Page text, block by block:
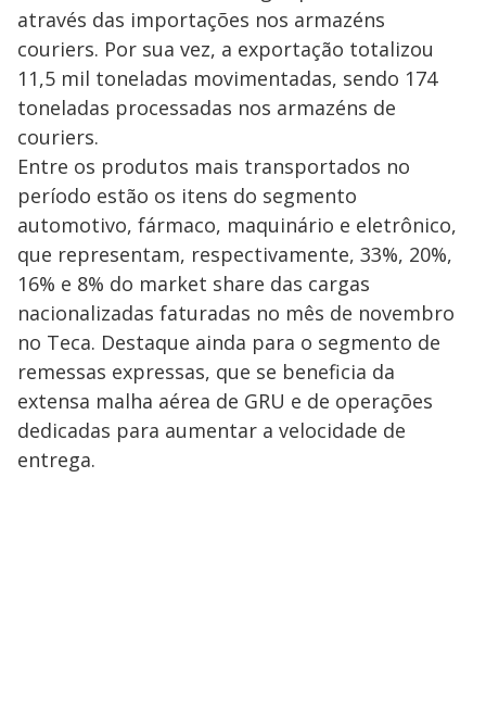
através das importações nos armazéns
couriers. Por sua vez, a exportação totalizou
11,5 mil toneladas movimentadas, sendo 174
toneladas processadas nos armazéns de
couriers.
Entre os produtos mais transportados no
período estão os itens do segmento
automotivo, fármaco, maquinário e eletrônico,
que representam, respectivamente, 33%, 20%,
16% e 8% do market share das cargas
nacionalizadas faturadas no mês de novembro
no Teca. Destaque ainda para o segmento de
remessas expressas, que se beneficia da
extensa malha aérea de GRU e de operações
dedicadas para aumentar a velocidade de
entrega.